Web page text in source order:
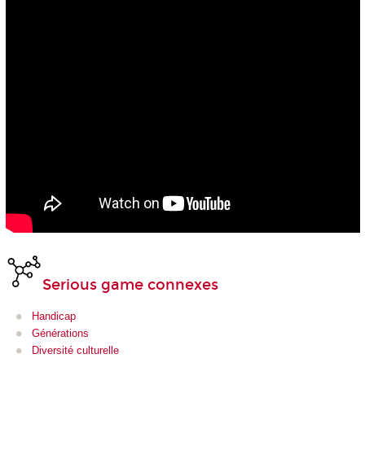
Serious game connexes
Handicap
Générations
Diversité culturelle